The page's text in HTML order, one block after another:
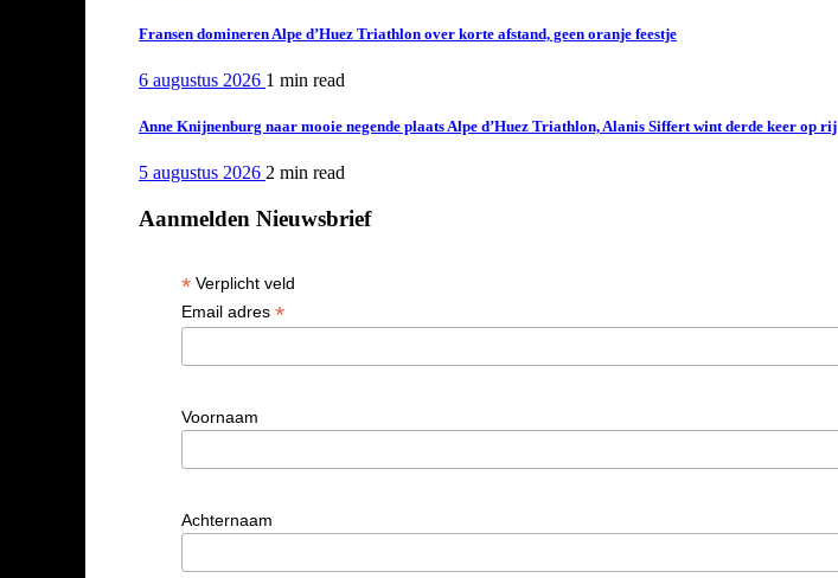
Fransen domineren Alpe d’Huez Triathlon over korte afstand, geen oranje feestje
6 augustus 2026 1 min read
Anne Knijnenburg naar mooie negende plaats Alpe d’Huez Triathlon, Alanis Siffert wint derde keer op rij
5 augustus 2026 2 min read
Aanmelden Nieuwsbrief
* Verplicht veld
Email adres *
Voornaam
Achternaam